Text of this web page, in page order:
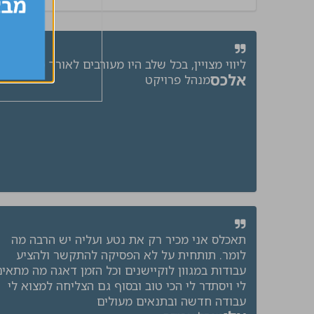
ליווי מצויין, בכל שלב היו מעורבים לאורך כל הדרך
אלכסמנהל פרויקט
תאכלס אני מכיר רק את נטע ועליה יש הרבה מה
לומר. תותחית על לא הפסיקה להתקשר ולהציע
עבודות במגוון לוקיישנים וכל הזמן דאגה מה
לי ויסתדר לי הכי טוב ובסוף גם הצליחה למצוא לי
עבודה חדשה ובתנאים מעולים